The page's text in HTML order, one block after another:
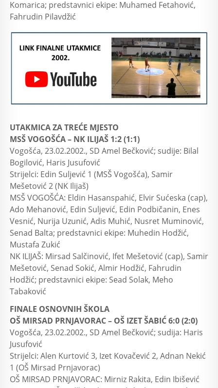
Komarica; predstavnici ekipe: Muhamed Fetahović,
Fahrudin Pilavdžić
UTAKMICA ZA TREĆE MJESTO
MSŠ VOGOŠĆA – NK ILIJAŠ 1:2 (1:1)
Vogošća, 23.02.2002., SD Amel Bečković; sudije: Bilal
Bogilović, Haris Jusufović
Strijelci: Edin Suljević 1 (MSŠ Vogošća), Samir
Mešetović 2 (NK Ilijaš)
MSŠ VOGOŠĆA: Eldin Hasanspahić, Elvir Sućeska (cap),
Ado Mehanović, Edin Suljević, Edin Podbičanin, Enes
Vesnić, Nurija Uzunić, Adis Muhić, Nusret Muminović,
Senad Balta; predstavnici ekipe: Muhedin Hodžić,
Mustafa Zukić
NK ILIJAŠ: Mirsad Salčinović, Ifet Mešetović (cap), Samir
Mešetović, Senad Sokić, Almir Hodžić, Fahrudin
Hodžić; predstavnici ekipe: Sead Solak, Meho
Tabaković
FINALE OSNOVNIH ŠKOLA
OŠ MIRSAD PRNJAVORAC – OŠ IZET ŠABIĆ 6:0 (2:0)
Vogošća, 23.02.2002., SD Amel Bečković; sudija: Haris
Jusufović
Strijelci: Alen Kurtović 3, Izet Kovačević 2, Adnan Nekić
1 (OŠ Mirsad Prnjavorac)
OŠ MIRSAD PRNJAVORAC: Mirniz Rakita, Edin Ibišević